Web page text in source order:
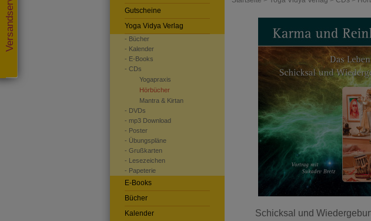
Versandservice
Schicksal und
Gutscheine
Yoga Vidya Verlag
- Bücher
- Kalender
- E-Books
- CDs
Yogapraxis
Hörbücher
Mantra & Kirtan
- DVDs
- mp3 Download
- Poster
- Übungspläne
- Grußkarten
- Lesezeichen
- Papeterie
E-Books
Bücher
Kalender